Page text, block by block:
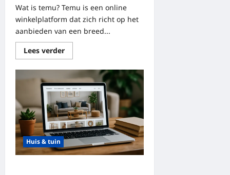
Wat is temu? Temu is een online
winkelplatform dat zich richt op het
aanbieden van een breed...
Lees verderLees
meer
Temu:
een
uitgebreide
review
van
producten
en
ervaringen
Huis & tuin